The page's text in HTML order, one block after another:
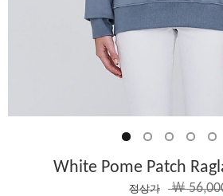
White Pome Patch
정상가 ￦